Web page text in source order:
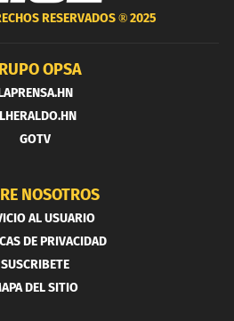
RESERVADOS ®2025
OPSA
GOTV
NOSOTROS
AL USUARIO
DE PRIVACIDAD
SUSCRIBETE
DEL SITIO